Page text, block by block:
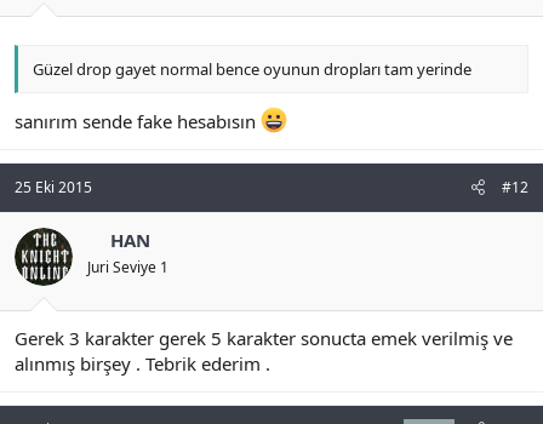
Güzel drop gayet normal bence oyunun dropları tam yerinde
sanırım sende fake hesabısın
25 Eki 2015 #12
HAN
Juri Seviye 1
Gerek 3 karakter gerek 5 karakter sonucta emek verilmiş ve
alınmış birşey . Tebrik ederim .